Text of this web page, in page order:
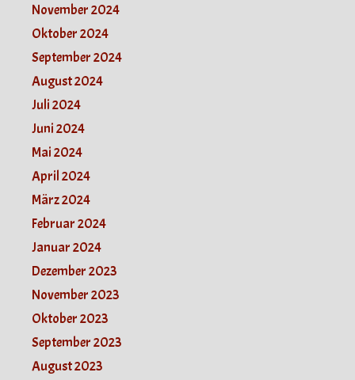
November 2024
Oktober 2024
September 2024
August 2024
Juli 2024
Juni 2024
Mai 2024
April 2024
März 2024
Februar 2024
Januar 2024
Dezember 2023
November 2023
Oktober 2023
September 2023
August 2023